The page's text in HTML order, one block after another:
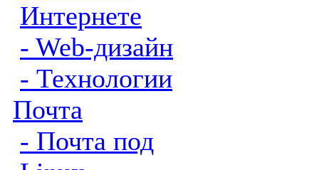
Интернете
- Web-дизайн
- Технологии
Почта
- Почта под